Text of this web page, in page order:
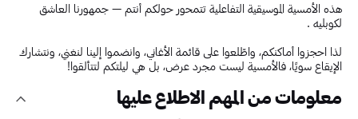
هذه الأمسية الموسيقية التفاعلية تتمحور حولكم أنتم — جمهورنا العاشق
لكوبليه .
لذا احجزوا أماكنكم، واطّلعوا على قائمة الأغاني، وانضموا إلينا لنغني، ونتشارك
الإيقاع سويًا، فالأمسية ليست مجرد عرض، بل هي ليلتكم لتتألقوا!
معلومات من المهم الاطلاع عليها